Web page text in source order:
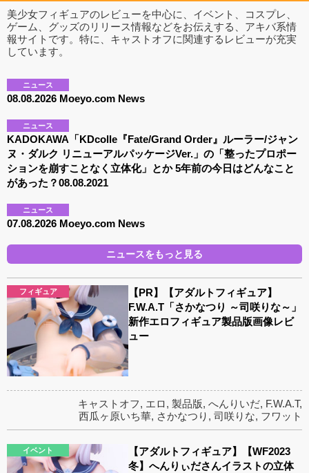
美少女フィギュアのレビューを中心に、イベント、コスプレ、
ゲーム、グッズのリリース情報などをお伝えする、アキバ系情
報サイトです。特に、キャストオフに関連するレビューが充実
しています。
ニュース
08.08.2026 Moeyo.com News
ニュース
KADOKAWA「KDcolle『Fate/Grand Order』ルーラー/ジャン
ヌ・ダルク リニューアルパッケージVer.」の「整ったプロポー
ションを崩すことなく立体化」とか 5年前の今日はどんなこと
があった？08.08.2021
ニュース
07.08.2026 Moeyo.com News
ニュースをもっと見る
フィギュア
【PR】【アダルトフィギュア】
F.W.A.T「さかなつり ～司咲りな～」
新作エロフィギュア製品版画像レビ
ュー
キャストオフ, エロ, 製品版, へんりいだ, F.W.A.T,
西瓜ヶ原いち華, さかなつり , 司咲りな, フワット
イベント
【アダルトフィギュア】【WF2023
冬】へんりぃださんイラストの立体